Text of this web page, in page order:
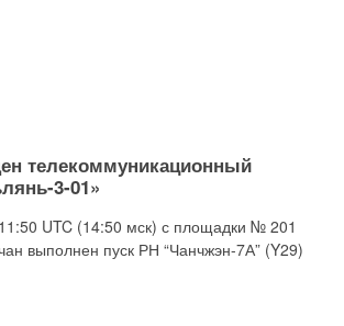
телекоммуникационный
3-01»
UTC (14:50 мск) с площадки № 201
выполнен пуск РН “Чанчжэн-7А” (Y29)